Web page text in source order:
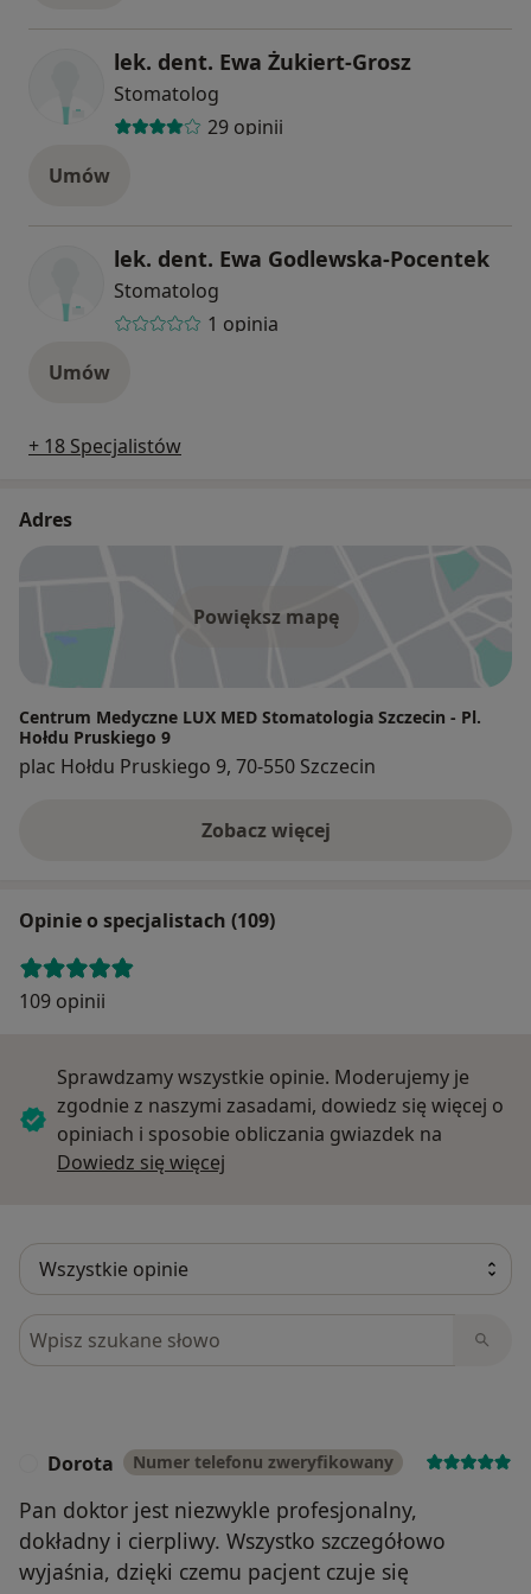
lek. dent. Ewa Żukiert-Grosz
Stomatolog
29 opinii
Umów
lek. dent. Ewa Godlewska-Pocentek
Stomatolog
1 opinia
Umów
+ 18 Specjalistów
Adres
Powiększ mapę
Centrum Medyczne LUX MED Stomatologia Szczecin - Pl.
Hołdu Pruskiego 9
plac Hołdu Pruskiego 9, 70-550 Szczecin
Zobacz więcej
Opinie o specjalistach (109)
109 opinii
Sprawdzamy wszystkie opinie. Moderujemy je
zgodnie z naszymi zasadami, dowiedz się więcej o
opiniach i sposobie obliczania gwiazdek na
Dowiedz się więcej
Szukaj w opiniach
Dorota Numer telefonu zweryfikowany
Pan doktor jest niezwykle profesjonalny,
dokładny i cierpliwy. Wszystko szczegółowo
wyjaśnia, dzięki czemu pacjent czuje się